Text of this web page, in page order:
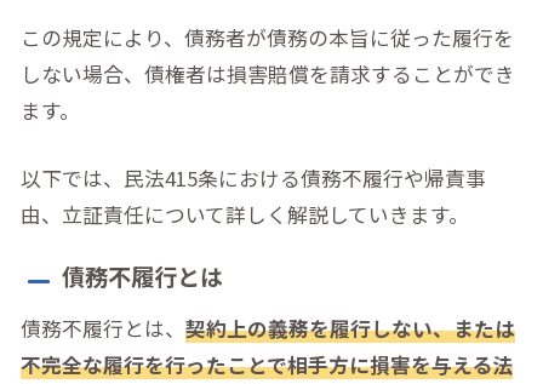
この規定により、債務者が債務の本旨に従った履行を
しない場合、債権者は損害賠償を請求することができ
ます。
以下では、民法415条における債務不履行や帰責事
由、立証責任について詳しく解説していきます。
債務不履行とは
債務不履行とは、 契約上の義務を履行しない、または
不完全な履行を行ったことで相手方に損害を与える法